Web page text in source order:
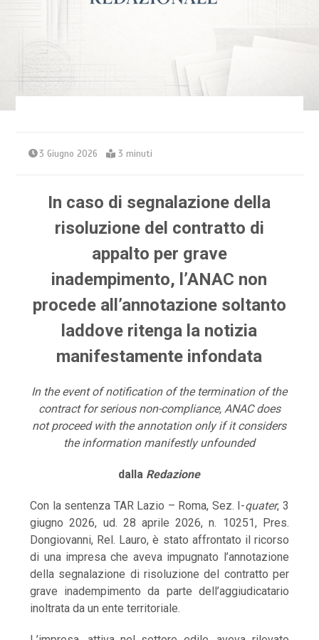
3 Giugno 2026 3 minuti
In caso di segnalazione della
risoluzione del contratto di
appalto per grave
inadempimento, l’ANAC non
procede all’annotazione soltanto
laddove ritenga la notizia
manifestamente infondata
In theeventofnotification ofthe termination ofthe
contract forserious non-compliance, ANACdoes
notproceed with theannotation onlyifitconsiders
theinformation manifestlyunfounded
dalla Redazione
Con la sentenza TAR Lazio – Roma, Sez. I-quater, 3
giugno 2026, ud. 28 aprile 2026, n. 10251, Pres.
Dongiovanni, Rel. Lauro, è stato affrontato il ricorso
di una impresa che aveva impugnato l’annotazione
della segnalazione di risoluzione del contratto per
grave inadempimento da parte dell’aggiudicatario
inoltrata da un ente territoriale.